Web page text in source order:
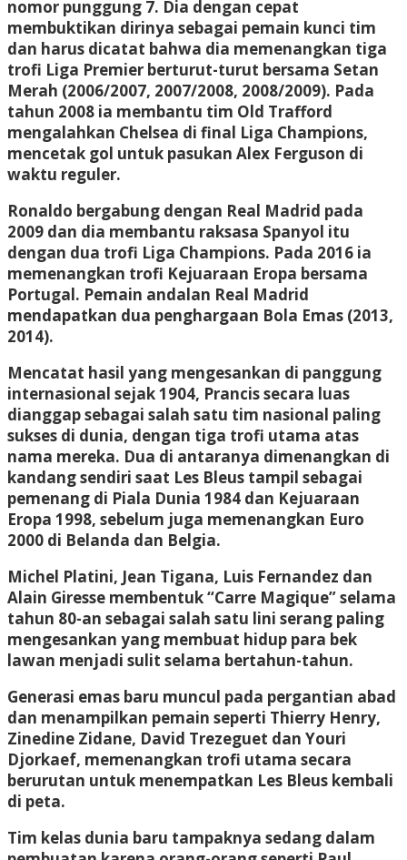
nomor punggung 7. Dia dengan cepat
membuktikan dirinya sebagai pemain kunci tim
dan harus dicatat bahwa dia memenangkan tiga
trofi Liga Premier berturut-turut bersama Setan
Merah (2006/2007, 2007/2008, 2008/2009). Pada
tahun 2008 ia membantu tim Old Trafford
mengalahkan Chelsea di final Liga Champions,
mencetak gol untuk pasukan Alex Ferguson di
waktu reguler.
Ronaldo bergabung dengan Real Madrid pada
2009 dan dia membantu raksasa Spanyol itu
dengan dua trofi Liga Champions. Pada 2016 ia
memenangkan trofi Kejuaraan Eropa bersama
Portugal. Pemain andalan Real Madrid
mendapatkan dua penghargaan Bola Emas (2013,
2014).
Mencatat hasil yang mengesankan di panggung
internasional sejak 1904, Prancis secara luas
dianggap sebagai salah satu tim nasional paling
sukses di dunia, dengan tiga trofi utama atas
nama mereka. Dua di antaranya dimenangkan di
kandang sendiri saat Les Bleus tampil sebagai
pemenang di Piala Dunia 1984 dan Kejuaraan
Eropa 1998, sebelum juga memenangkan Euro
2000 di Belanda dan Belgia.
Michel Platini, Jean Tigana, Luis Fernandez dan
Alain Giresse membentuk “Carre Magique” selama
tahun 80-an sebagai salah satu lini serang paling
mengesankan yang membuat hidup para bek
lawan menjadi sulit selama bertahun-tahun.
Generasi emas baru muncul pada pergantian abad
dan menampilkan pemain seperti Thierry Henry,
Zinedine Zidane, David Trezeguet dan Youri
Djorkaef, memenangkan trofi utama secara
berurutan untuk menempatkan Les Bleus kembali
di peta.
Tim kelas dunia baru tampaknya sedang dalam